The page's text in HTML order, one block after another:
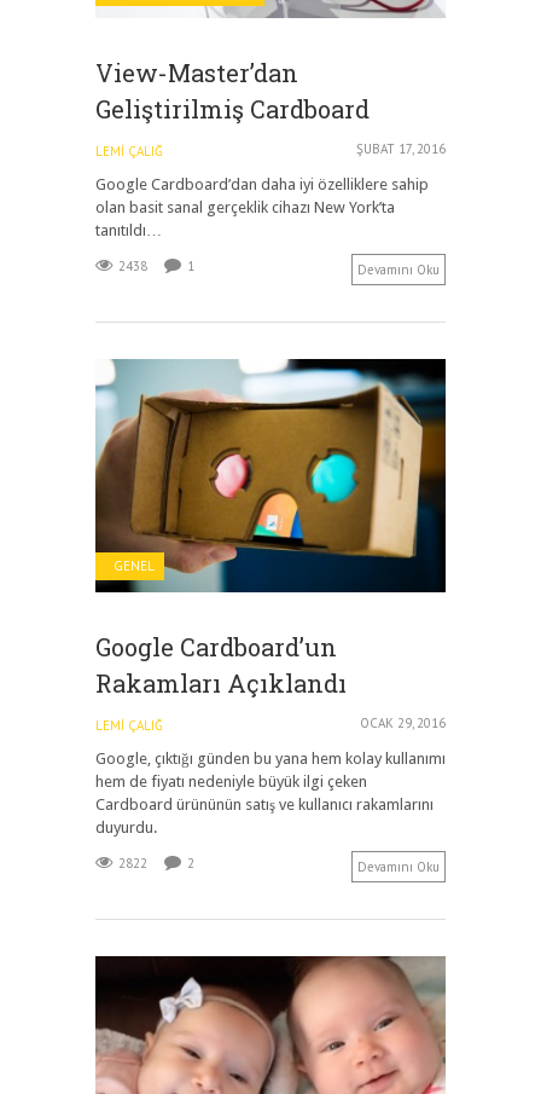
View-Master’dan
Geliştirilmiş Cardboard
LEMI ÇALIĞ ŞUBAT 17, 2016
Google Cardboard’dan daha iyi özelliklere sahip
olan basit sanal gerçeklik cihazı New York’ta
tanıtıldı…
2438 1 Devamını Oku
GENEL
Google Cardboard’un
Rakamları Açıklandı
LEMI ÇALIĞ OCAK 29, 2016
Google, çıktığı günden bu yana hem kolay kullanımı
hem de fiyatı nedeniyle büyük ilgi çeken
Cardboard ürününün satış ve kullanıcı rakamlarını
duyurdu.
2822 2 Devamını Oku